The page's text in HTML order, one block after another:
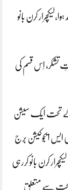
کرن بانو
تشکر، اِس قسم کی
کے تحت ایک سیشن
ایس ایجوکیشن بِرج
کرن بانو کررہی
صحت سے متعلق